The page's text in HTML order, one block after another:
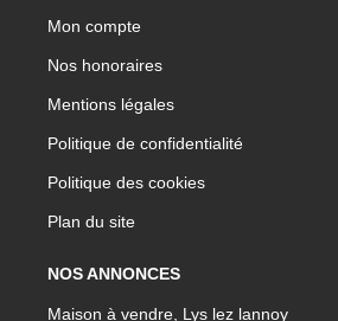
Mon compte
Nos honoraires
Mentions légales
Politique de confidentialité
Politique des cookies
Plan du site
NOS ANNONCES
Maison à vendre, Lys lez lannoy